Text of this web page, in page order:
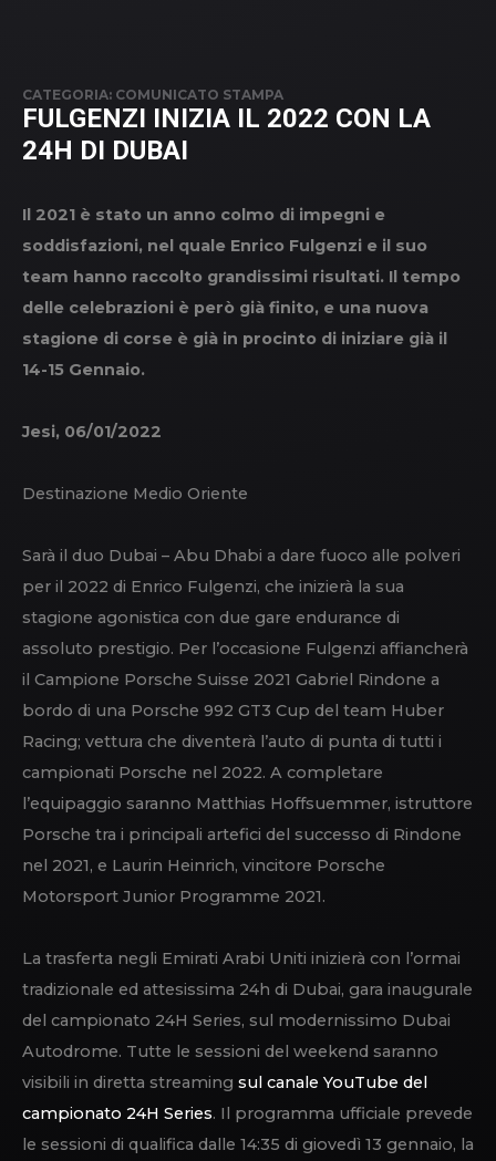
CATEGORIA: COMUNICATO STAMPA
FULGENZI INIZIA IL 2022 CON LA
24H DI DUBAI
Il 2021 è stato un anno colmo di impegni e
soddisfazioni, nel quale Enrico Fulgenzi e il suo
team hanno raccolto grandissimi risultati. Il tempo
delle celebrazioni è però già finito, e una nuova
stagione di corse è già in procinto di iniziare già il
14-15 Gennaio.
Jesi, 06/01/2022
Destinazione Medio Oriente
Sarà il duo Dubai – Abu Dhabi a dare fuoco alle polveri
per il 2022 di Enrico Fulgenzi, che inizierà la sua
stagione agonistica con due gare endurance di
assoluto prestigio. Per l’occasione Fulgenzi affiancherà
il Campione Porsche Suisse 2021 Gabriel Rindone a
bordo di una Porsche 992 GT3 Cup del team Huber
Racing; vettura che diventerà l’auto di punta di tutti i
campionati Porsche nel 2022. A completare
l’equipaggio saranno Matthias Hoffsuemmer, istruttore
Porsche tra i principali artefici del successo di Rindone
nel 2021, e Laurin Heinrich, vincitore Porsche
Motorsport Junior Programme 2021.
La trasferta negli Emirati Arabi Uniti inizierà con l’ormai
tradizionale ed attesissima 24h di Dubai, gara inaugurale
del campionato 24H Series, sul modernissimo Dubai
Autodrome. Tutte le sessioni del weekend saranno
visibili in diretta streaming sul canale YouTube del
campionato 24H Series. Il programma ufficiale prevede
le sessioni di qualifica dalle 14:35 di giovedì 13 gennaio, la